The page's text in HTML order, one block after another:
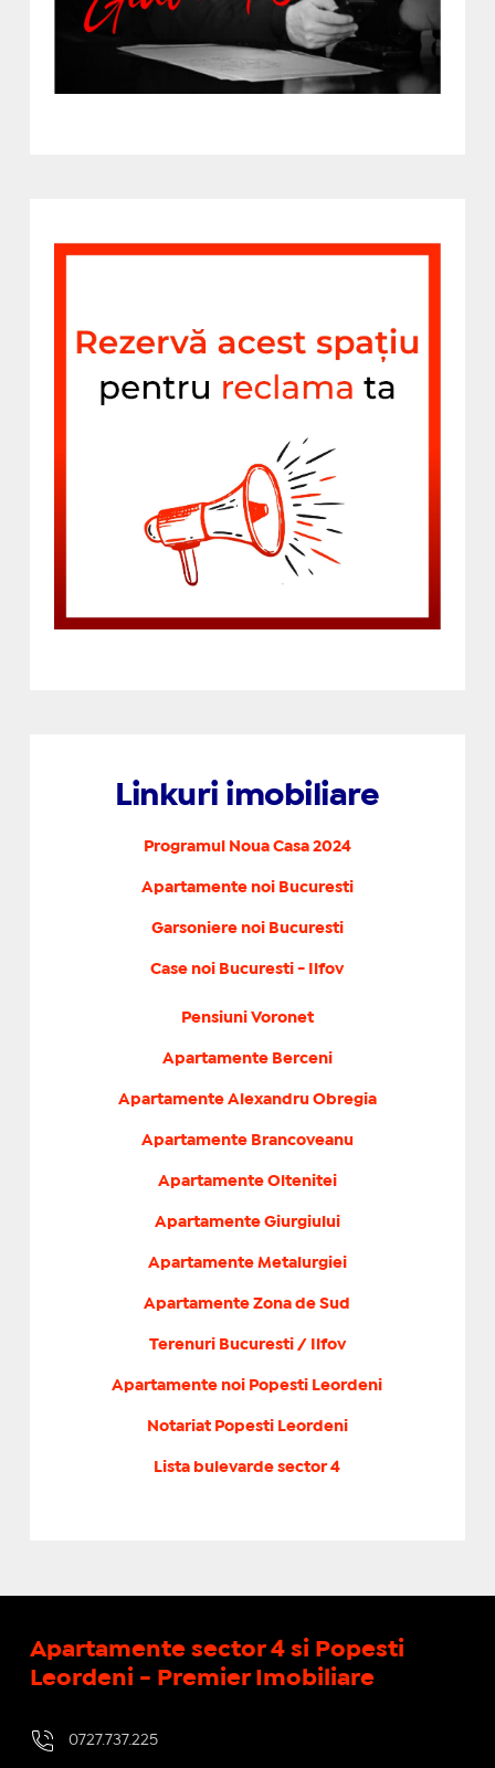
Linkuri imobiliare
Programul Noua Casa 2024
Apartamente noi Bucuresti
Garsoniere noi Bucuresti
Case noi Bucuresti - Ilfov
Pensiuni Voronet
Apartamente Berceni
Apartamente Alexandru Obregia
Apartamente Brancoveanu
Apartamente Oltenitei
Apartamente Giurgiului
Apartamente Metalurgiei
Apartamente Zona de Sud
Terenuri Bucuresti / Ilfov
Apartamente noi Popesti Leordeni
Notariat Popesti Leordeni
Lista bulevarde sector 4
Apartamente sector 4 si Popesti
Leordeni - Premier Imobiliare
0727.737.225